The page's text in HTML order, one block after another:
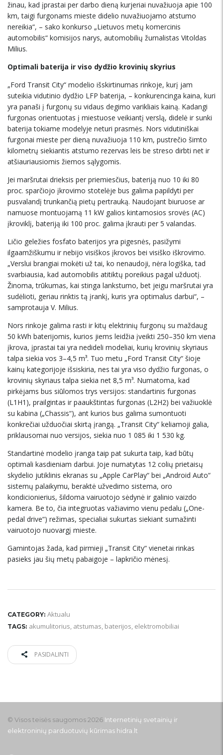
žinau, kad įprastai per darbo dieną kurjeriai nuvažiuoja apie 100
km, taigi furgonams mieste didelio nuvažiuojamo atstumo
nereikia“, – sako konkurso „Lietuvos metų komercinis
automobilis“ komisijos narys, automobilių žurnalistas Vitoldas
Milius.
Optimali baterija ir viso dydžio krovinių skyrius
„Ford Transit City“ modelio išskirtinumas rinkoje, kurį jam
suteikia vidutinio dydžio LFP baterija, – konkurencinga kaina, kuri
yra panaši į furgonų su vidaus degimo varikliais kainą. Kadangi
furgonas orientuotas į miestuose veikiantį verslą, didelė ir sunki
baterija tokiame modelyje neturi prasmės. Nors vidutiniškai
furgonai mieste per dieną nuvažiuoja 110 km, pustrečio šimto
kilometrų siekiantis atstumo rezervas leis be streso dirbti net ir
atšiauriausiomis žiemos sąlygomis.
Jei maršrutai drieksis per priemiesčius, bateriją nuo 10 iki 80
proc. sparčiojo įkrovimo stotelėje bus galima papildyti per
pusvalandį trunkančią pietų pertrauką. Naudojant biuruose ar
namuose montuojamą 11 kW galios kintamosios srovės (AC)
įkroviklį, bateriją iki 100 proc. galima įkrauti per 5 valandas.
Ličio geležies fosfato baterijos yra pigesnės, pasižymi
ilgaamžiškumu ir nebijo visiškos įkrovos bei visiško iškrovimo.
„Verslui brangiai mokėti už tai, ko nenaudoji, nėra logiška, tad
svarbiausia, kad automobilis atitiktų poreikius pagal užduotį.
Žinoma, trūkumas, kai stinga lankstumo, bet jeigu maršrutai yra
sudėlioti, geriau rinktis tą įrankį, kuris yra optimalus darbui“, –
samprotauja V. Milius.
Nors rinkoje galima rasti ir kitų elektrinių furgonų su maždaug
50 kWh baterijomis, kurios jiems leidžia įveikti 250–350 km viena
įkrova, įprastai tai yra nedideli modeliai, kurių krovinių skyriaus
talpa siekia vos 3–4,5 m³. Tuo metu „Ford Transit City“ šioje
kainų kategorijoje išsiskiria, nes tai yra viso dydžio furgonas, o
krovinių skyriaus talpa siekia net 8,5 m³. Numatoma, kad
pirkėjams bus siūlomos trys versijos: standartinis furgonas
(L1H1), prailgintas ir paaukštintas furgonas (L2H2) bei važiuoklė
su kabina („Chassis“), ant kurios bus galima sumontuoti
konkrečiai užduočiai skirtą įrangą. „Transit City“ keliamoji galia,
priklausomai nuo versijos, siekia nuo 1 085 iki 1 530 kg.
Standartinė modelio įranga taip pat sukurta taip, kad būtų
optimali kasdieniam darbui. Joje numatytas 12 colių prietaisų
skydelio jutiklinis ekranas su „Apple CarPlay“ bei „Android Auto“
sistemų palaikymu, beraktė užvedimo sistema, oro
kondicionierius, šildoma vairuotojo sėdynė ir galinio vaizdo
kamera. Be to, čia integruotas važiavimo vienu pedalu („One-
pedal drive“) režimas, specialiai sukurtas siekiant sumažinti
vairuotojo nuovargį mieste.
Gamintojas žada, kad pirmieji „Transit City“ vienetai rinkas
pasieks jau šių metų pabaigoje – lapkričio mėnesį.
CATEGORY: Aktualu
TAGS: akumulitorius, atstumas, baterijos, elektromobiliai
PASIDALINTI
© Visos teisės saugomos 2026 Internetinių svetainių ir
elektroninių parduotuvių kūrimas hidra.lt